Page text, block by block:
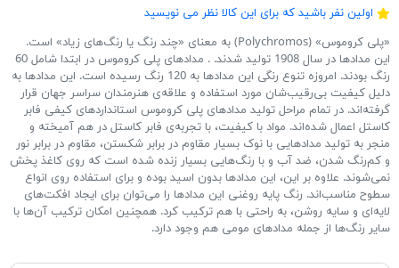
اولین نفر باشید که برای این کالا نظر می نویسید
«پلی کروموس» (Polychromos) به معنای «چند رنگ یا رنگ‌های زیاد» است.
این مدادها در سال 1908 تولید شدند. . مدادهای پلی کروموس در ابتدا شامل 60
رنگ بودند. امروزه تنوع رنگی این مدادها به 120 رنگ رسیده است. این مدادها به
دلیل کیفیت بی‌رقیب‌شان مورد استفاده و علاقه‌ی هنرمندان سراسر جهان قرار
گرفته‌اند. در تمام مراحل تولید مدادهای پلی کروموس استانداردهای کیفی فابر
کاستل اعمال شده‌اند. مواد با کیفیت، با تجربه‌ی فابر کاستل در هم آمیخته و
منجر به تولید مدادهایی با نوک بسیار مقاوم در برابر شکستن، مقاوم در برابر نور
و کم‌رنگ شدن، ضد آب و با رنگ‌هایی بسیار زنده شده است که روی کاغذ پخش
نمی‌شوند. علاوه بر این، این مدادها بدون اسید بوده و برای استفاده روی انواع
سطوح مناسب‌اند. رنگ پایه روغنی این مدادها را می‌توان برای ایجاد افکت‌های
لایه‌ای و سایه روشن، به راحتی با هم ترکیب کرد. همچنین امکان ترکیب آن‌ها با
سایر رنگ‌ها از جمله مدادهای مومی هم وجود دارد.